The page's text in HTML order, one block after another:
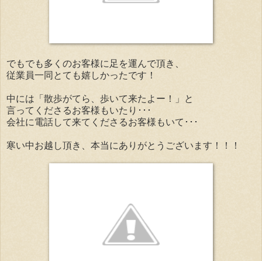
でもでも多くのお客様に足を運んで頂き、
従業員一同とても嬉しかったです！
中には「散歩がてら、歩いて来たよー！」と
言ってくださるお客様もいたり･･･
会社に電話して来てくださるお客様もいて･･･
寒い中お越し頂き、本当にありがとうございます！！！